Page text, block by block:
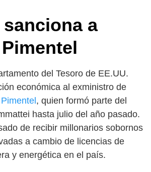
sanciona a
del Tesoro de EE.UU.
económica al exministro de
, quien formó parte del
hasta julio del año pasado.
de recibir millonarios sobornos
a cambio de licencias de
y energética en el país.